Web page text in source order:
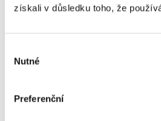
získali v důsledku toho, že
souhlasu
Nutné
Preferenční